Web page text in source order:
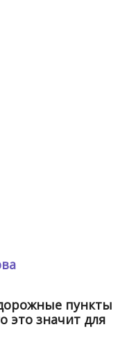
пункты
это значит для